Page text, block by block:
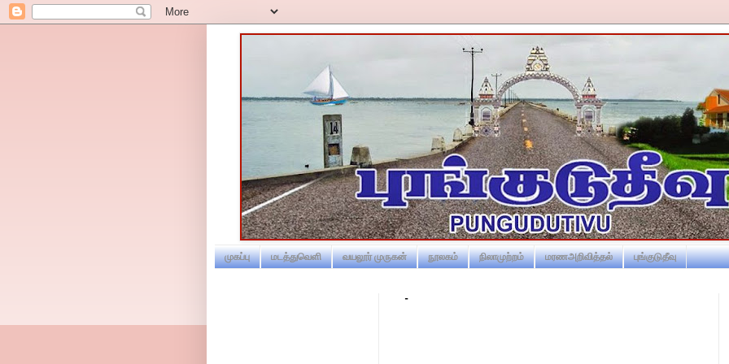
முகப்பு மடத்துவெளி வயலூர் முருகன் நூலகம் நிலாமுற்றம் மரணஅறிவித்தல் புங்குடுதீவு
-